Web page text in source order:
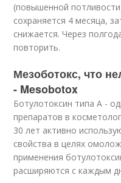
(повышенной
сохраняется 4 месяца,
снижается. Через
повторить.
Мезоботокс, что
- Mesobotox
Ботулотоксин типа А -
препаратов в
30 лет активно
свойства в целях
применения
расширяются с каждым